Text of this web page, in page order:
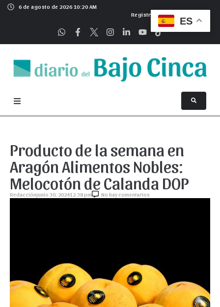
6 de agosto de 2026 10:20 AM
Registrarse
Producto de la semana en
Aragón Alimentos Nobles:
Melocotón de Calanda DOP
Redacciónjunio 30, 202412:38 pm No hay comentarios
ES